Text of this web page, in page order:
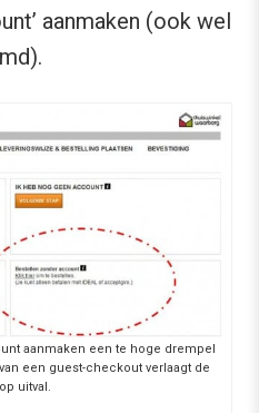
aanmaken (ook wel
aanmaken een te hoge drempel
een guest-checkout verlaagt de
uitval.